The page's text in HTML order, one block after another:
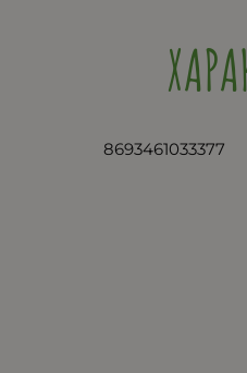
8693461033377